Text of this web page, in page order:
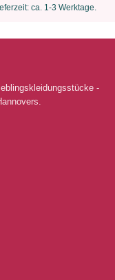
ca. 1-3 Werktage.
-